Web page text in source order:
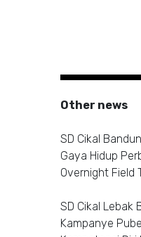
Other news
SD Cikal
Gaya Hidup
Overnight Field
SD Cikal Lebak
Kampanye